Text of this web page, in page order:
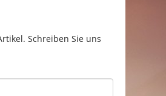
Schreiben Sie uns